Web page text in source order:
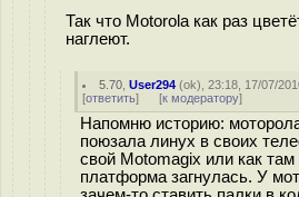
Так что Motorola как раз
наглеют.
5.70 ,User294 (ok), 23:18, 17/07/
[ответить] [к модератору]
Напомню историю:
поюзала линух в своих
свой Motomagix или как там
платформа загнулась. У